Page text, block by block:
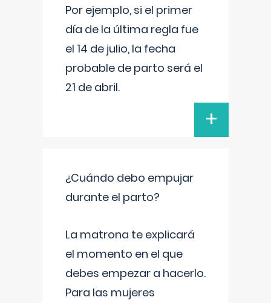
Por ejemplo, si el primer
día de la última regla fue
el 14 de julio, la fecha
probable de parto será el
21 de abril.
+
¿Cuándo debo empujar
durante el parto?
La matrona te explicará
el momento en el que
debes empezar a hacerlo.
Para las mujeres